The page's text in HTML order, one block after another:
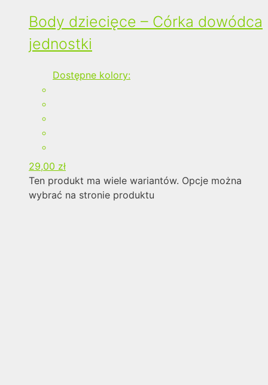
Body dziecięce – Córka dowódca
jednostki
Dostępne kolory:
29,00 zł
Ten produkt ma wiele wariantów. Opcje można
wybrać na stronie produktu